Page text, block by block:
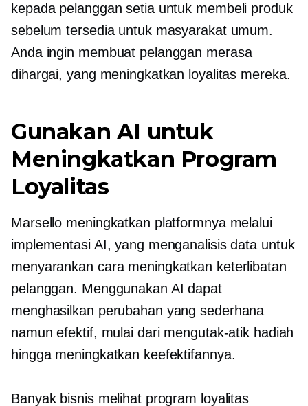
kepada pelanggan setia untuk membeli produk
sebelum tersedia untuk masyarakat umum.
Anda ingin membuat pelanggan merasa
dihargai, yang meningkatkan loyalitas mereka.
Gunakan AI untuk
Meningkatkan Program
Loyalitas
Marsello meningkatkan platformnya melalui
implementasi AI, yang menganalisis data untuk
menyarankan cara meningkatkan keterlibatan
pelanggan. Menggunakan AI dapat
menghasilkan perubahan yang sederhana
namun efektif, mulai dari mengutak-atik hadiah
hingga meningkatkan keefektifannya.
Banyak bisnis melihat program loyalitas